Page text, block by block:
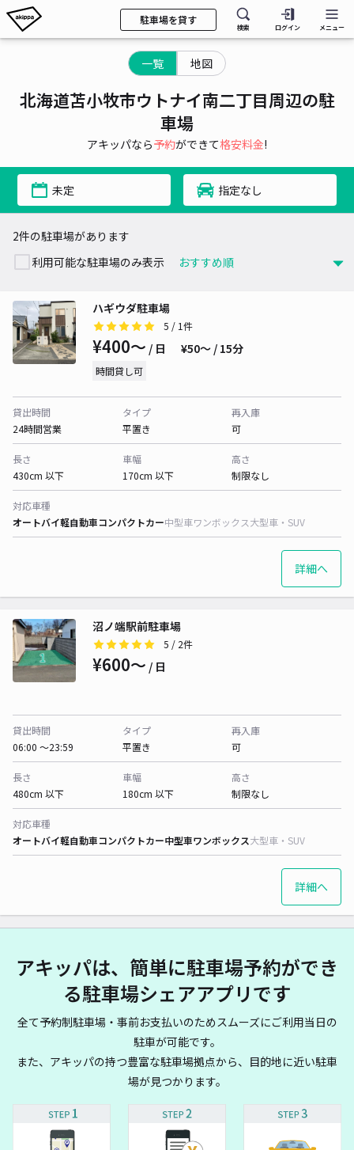
駐車場を貸す
検索 ログイン メニュー
一覧 地図
北海道苫小牧市ウトナイ南二丁目周辺の駐
車場
アキッパなら予約ができて格安料金!
未定 指定なし
2件の駐車場があります
利用可能な駐車場のみ表示
ハギウダ駐車場
5 / 1件
¥400〜 / 日 ¥50〜 / 15分
時間貸し可
貸出時間
24時間営業
タイプ
平置き
再入庫
可
長さ
430cm 以下
車幅
170cm 以下
高さ
制限なし
対応車種
オートバイ軽自動車コンパクトカー中型車ワンボックス大型車・SUV
詳細へ
沼ノ端駅前駐車場
5 / 2件
¥600〜 / 日
貸出時間
06:00 〜23:59
タイプ
平置き
再入庫
可
長さ
480cm 以下
車幅
180cm 以下
高さ
制限なし
対応車種
オートバイ軽自動車コンパクトカー中型車ワンボックス大型車・SUV
詳細へ
アキッパは、簡単に駐車場予約ができ
る駐車場シェアアプリです
全て予約制駐車場・事前お支払いのためスムーズにご利用当日の
駐車が可能です。
また、アキッパの持つ豊富な駐車場拠点から、目的地に近い駐車
場が見つかります。